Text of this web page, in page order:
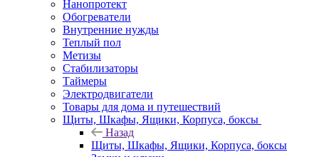
Нанопротект
Обогреватели
Внутренние нужды
Теплый пол
Метизы
Стабилизаторы
Таймеры
Электродвигатели
Товары для дома и путешествий
Щиты, Шкафы, Ящики, Корпуса, боксы
Назад
Щиты, Шкафы, Ящики, Корпуса, боксы